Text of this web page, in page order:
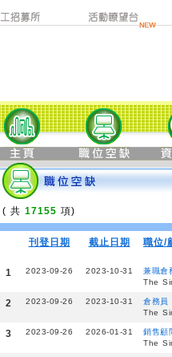
( 共 17155 項)
刊登日期 截止日期 職位/
1 2023-09-26 2023-10-31
兼職倉
The
2 2023-09-26 2023-10-31
倉務員
The
3 2023-09-26 2026-01-31
銷售顧
The